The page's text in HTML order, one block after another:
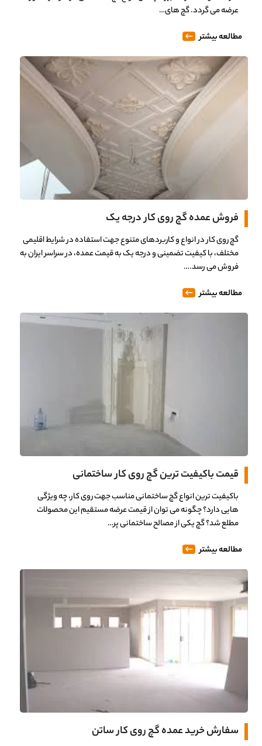
عرضه می گردد. گچ های…
مطالعه بیشتر
فروش عمده گچ روی کار درجه یک
گچ روی کار در انواع و کاربردهای متنوع جهت استفاده در شرایط اقلیمی
مختلف، با کیفیت تضمینی و درجه یک به قیمت عمده، در سراسر ایران به
فروش می رسد.…
مطالعه بیشتر
قیمت باکیفیت ترین گچ روی کار ساختمانی
باکیفیت ترین انواع گچ ساختمانی مناسب جهت روی کار، چه ویژگی
هایی دارد؟ چگونه می توان از قیمت عرضه مستقیم این محصولات
مطلع شد؟ گچ یکی از مصالح ساختمانی پر…
مطالعه بیشتر
سفارش خرید عمده گچ روی کار ساتن